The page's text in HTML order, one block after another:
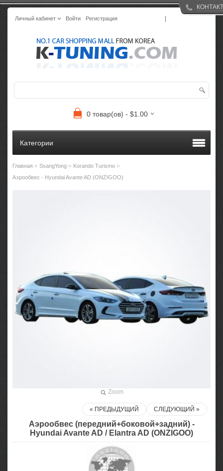
Личный кабинет Войти Регистрация
0 товар(ов) - $1.00
Категории
Главная » SsangYong » Korando Turismo »
Аэрообвес - Hyundai Avante AD (ONZIGOO)
Zoom
СЛЕДУЮЩИЙ »
« ПРЕДЫДУЩИЙ
Аэрообвес (передний+боковой+задний) -
Hyundai Avante AD / Elantra AD (ONZIGOO)